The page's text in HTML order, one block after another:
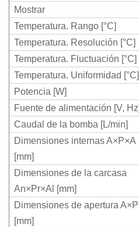
Mostrar
Temperatura. Rango [°C]
Temperatura. Resolución [°C]
Temperatura. Fluctuación [°C]
Temperatura. Uniformidad [°C]
Potencia [W]
Fuente de alimentación [V, Hz]
Caudal de la bomba [L/min]
Dimensiones internas A×P×A
[mm]
Dimensiones de la carcasa
An×Pr×Al [mm]
Dimensiones de apertura A×P
[mm]